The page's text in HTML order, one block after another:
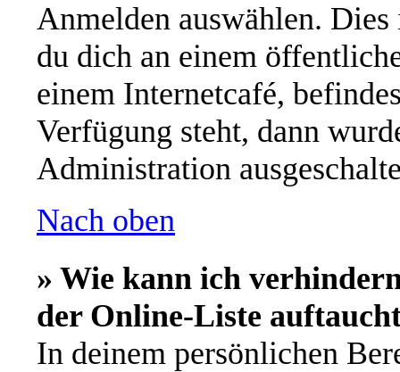
Anmelden auswählen.
du dich an einem
einem Internetcafé,
Verfügung steht, dann
Administration
Nach oben
» Wie kann ich
der Online-Liste
In deinem persönlichen